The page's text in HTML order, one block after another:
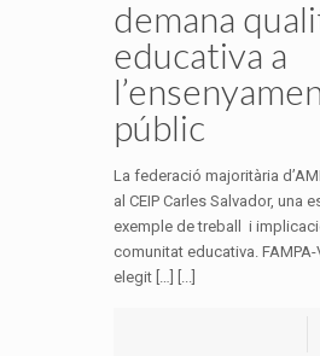
demana
educativa a
públic
La federació majoritària
al CEIP Carles Salvador, una
exemple de treball i
comunitat educativa. FAMPA-
elegit […] [...]